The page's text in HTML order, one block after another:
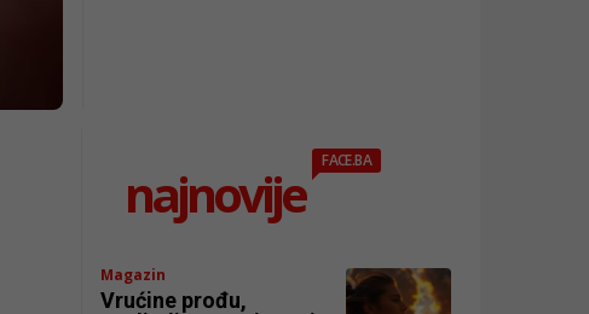
najnovije
FACE.BA
Magazin
Vrućine prođu,